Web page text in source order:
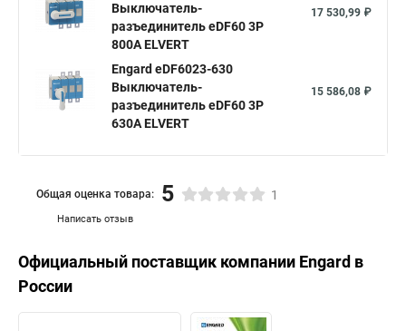
Выключатель-
разъединитель eDF60 3P
800А ELVERT
17 530,99 ₽
Engard eDF6023-630
Выключатель-
разъединитель eDF60 3P
630А ELVERT
15 586,08 ₽
Написать отзыв
Общая оценка товара: 5 1
Официальный поставщик компании Engard в
России